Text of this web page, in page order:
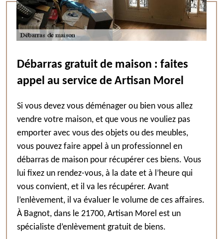
Débarras gratuit de maison : faites
appel au service de Artisan Morel
Si vous devez vous déménager ou bien vous allez
vendre votre maison, et que vous ne vouliez pas
emporter avec vous des objets ou des meubles,
vous pouvez faire appel à un professionnel en
débarras de maison pour récupérer ces biens. Vous
lui fixez un rendez-vous, à la date et à l’heure qui
vous convient, et il va les récupérer. Avant
l’enlèvement, il va évaluer le volume de ces affaires.
À Bagnot, dans le 21700, Artisan Morel est un
spécialiste d’enlèvement gratuit de biens.